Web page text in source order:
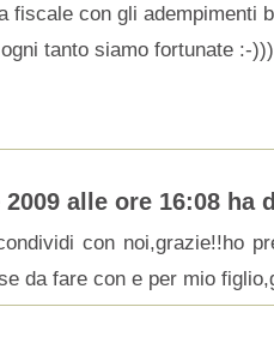
fiscale con gli adempimenti
tanto siamo fortunate :-)))
alle ore 16:08 ha
con noi,grazie!!ho
da fare con e per mio